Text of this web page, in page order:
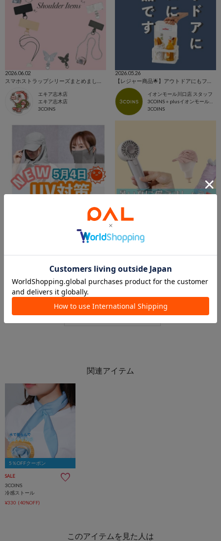
2026.06.02
エキア志木店
エキア志木店
3COINS
2026.05.26
イオンモール川口店 スタッフ
3COINS
2026.05.04
札幌アピア店
3COINS
2026.04.25
新さっぽろサンピアザ店
5％OFFクーポン
SALE
3COINS
冷感ストール
¥330 (40%OFF)
このアイテムを見た人は